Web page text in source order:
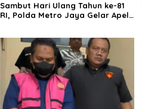
Sambut Hari Ulang Tahun ke-81
RI, Polda Metro Jaya Gelar Apel